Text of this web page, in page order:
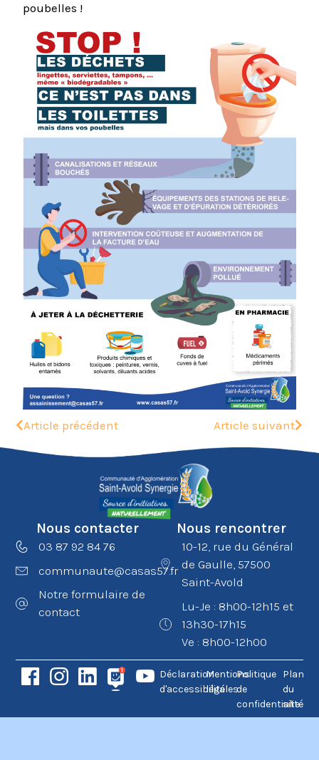
poubelles !
Article précédent Article suivant
Nous contacter
03 87 92 84 76
communaute@casas57.fr
Notre formulaire de
contact
Nous rencontrer
10-12, rue du Général
de Gaulle, 57500
Saint-Avold
Lu-Je : 8h00-12h15 et
13h30-17h15
Ve : 8h00-12h00
Déclaration
d'accessibilité
Mentions
légales
Politique
de
confidentialité
Plan
du
site